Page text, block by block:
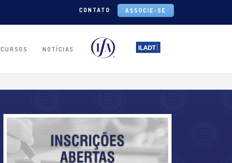
CONTATO ASSOCIE-SE
CURSOS NOTÍCIAS